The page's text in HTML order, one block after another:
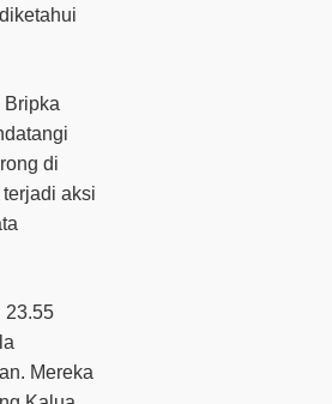
Bripka
di
aksi
23.55
Mereka